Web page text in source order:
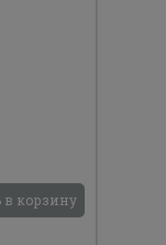
в корзину